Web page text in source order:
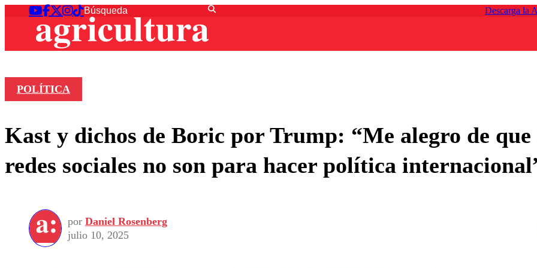
Descarga la
POLÍTICA
Kast y dichos de Boric por Trump: “Me alegro de que
redes sociales no son para hacer política
por Daniel Rosenberg
julio 10, 2025